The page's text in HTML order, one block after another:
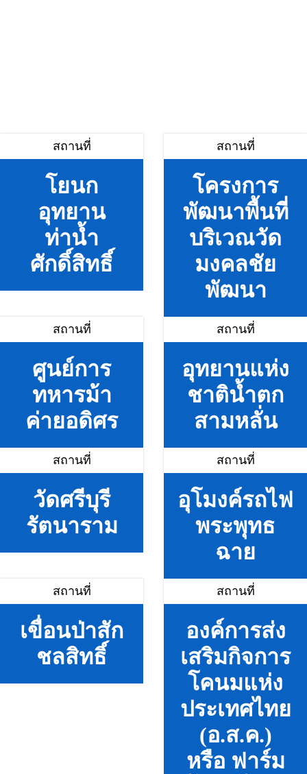
สถานที่
โยนก
อุทยาน
ท่าน้ำ
ศักดิ์สิทธิ์
สถานที่
โครงการ
พัฒนาพื้นที่
บริเวณวัด
มงคลชัย
พัฒนา
สถานที่
ศูนย์การ
ทหารม้า
ค่ายอดิศร
สถานที่
อุทยานแห่ง
ชาติน้ำตก
สามหลั่น
สถานที่
วัดศรีบุรี
รัตนาราม
สถานที่
อุโมงค์รถไฟ
พระพุทธ
ฉาย
สถานที่
เขื่อนป่าสัก
ชลสิทธิ์
สถานที่
องค์การส่ง
เสริมกิจการ
โคนมแห่ง
ประเทศไทย
(อ.ส.ค.)
หรือ ฟาร์ม